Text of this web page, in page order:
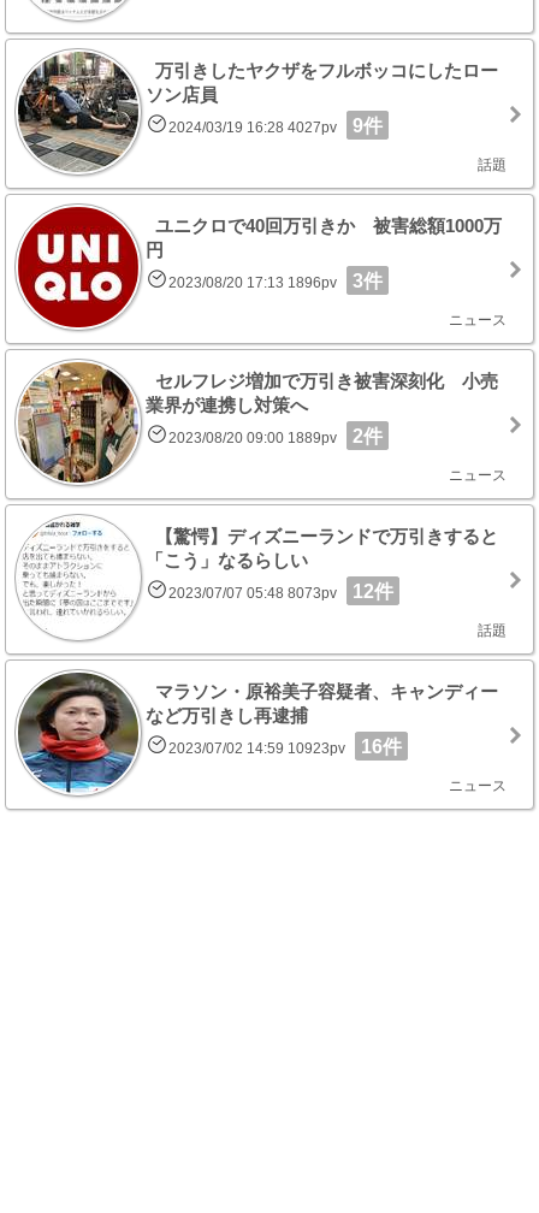
万引きしたヤクザをフルボッコにしたロー
ソン店員
2024/03/19 16:28 4027pv 9件
話題
ユニクロで40回万引きか 被害総額1000万
円
2023/08/20 17:13 1896pv 3件
ニュース
セルフレジ増加で万引き被害深刻化 小売
業界が連携し対策へ
2023/08/20 09:00 1889pv 2件
ニュース
【驚愕】ディズニーランドで万引きすると
「こう」なるらしい
2023/07/07 05:48 8073pv 12件
話題
マラソン・原裕美子容疑者、キャンディー
など万引きし再逮捕
2023/07/02 14:59 10923pv 16件
ニュース